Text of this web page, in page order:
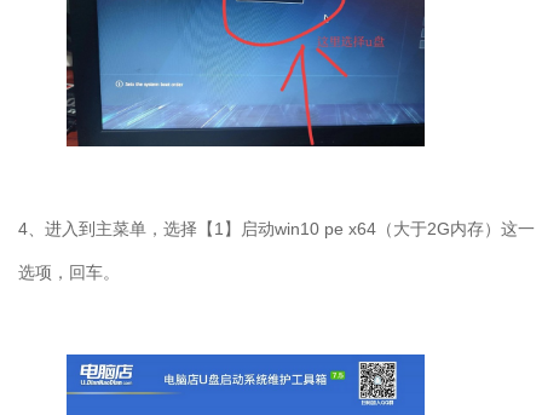
4、进入到主菜单，选择【1】启动win10 pe x64 （大于2G内存）这一
选项，回车。